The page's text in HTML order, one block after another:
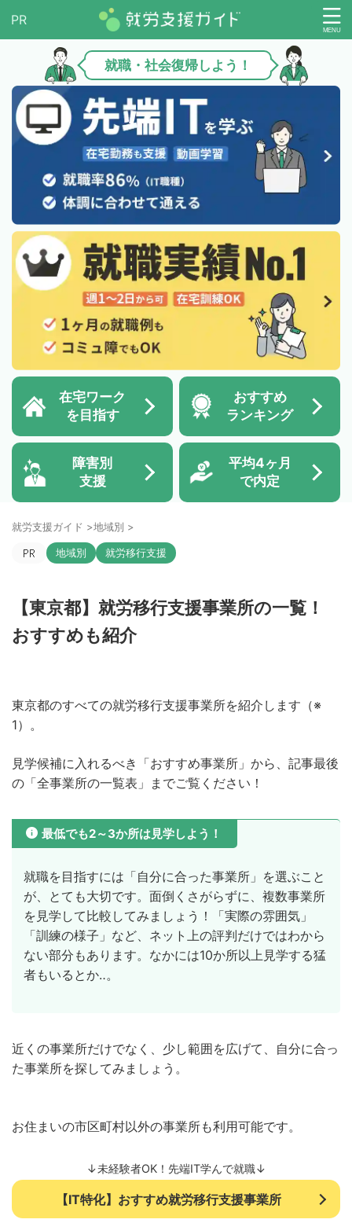
就職・社会復帰しよう！
在宅ワーク
を目指す
おすすめ
ランキング
障害別
支援
平均4ヶ月
で内定
就労支援ガイド >地域別 >
地域別 就労移行支援
【東京都】就労移行支援事業所の一覧！
おすすめも紹介
東京都のすべての就労移行支援事業所を紹介します（※
1）。
見学候補に入れるべき「おすすめ事業所」から、記事最後
の「全事業所の一覧表」までご覧ください！
最低でも2～3か所は見学しよう！
就職を目指すには「自分に合った事業所」を選ぶこと
が、とても大切です。面倒くさがらずに、複数事業所
を見学して比較してみましょう！「実際の雰囲気」
「訓練の様子」など、ネット上の評判だけではわから
ない部分もあります。なかには10か所以上見学する猛
者もいるとか‥。
近くの事業所だけでなく、少し範囲を広げて、自分に合っ
た事業所を探してみましょう。
お住まいの市区町村以外の事業所も利用可能です。
↓未経験者OK！先端IT学んで就職↓
【IT特化】おすすめ就労移行支援事業所